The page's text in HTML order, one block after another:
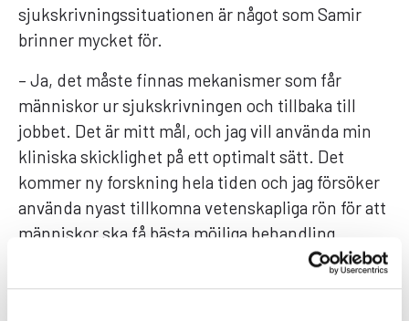
sjukskrivningssituationen är något som Samir
brinner mycket för.
– Ja, det måste finnas mekanismer som får
människor ur sjukskrivningen och tillbaka till
jobbet. Det är mitt mål, och jag vill använda min
kliniska skicklighet på ett optimalt sätt. Det
kommer ny forskning hela tiden och jag försöker
använda nyast tillkomna vetenskapliga rön för att
människor ska få bästa möjliga behandling.
Men ingenting ersätter som sagt en